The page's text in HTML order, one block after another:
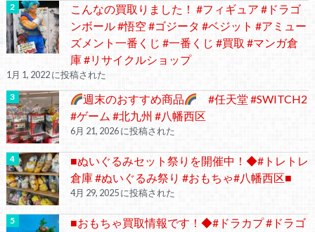
こんなの買取りました！ #フィギュア #ドラゴ
ンボール #悟空 #ゴジータ #ベジット #アミュー
ズメント一番くじ #一番くじ #買取 #マンガ倉
庫 #リサイクルショップ
1月 1, 2022 に投稿された
週末のおすすめ商品
#任天堂 #SWITCH2
#ゲーム #北九州 #八幡西区
6月 21, 2026 に投稿された
■ぬいぐるみセット祭りを開催中！◆#トレトレ
倉庫 #ぬいぐるみ祭り #おもちゃ#八幡西区■
4月 29, 2025 に投稿された
■おもちゃ買取情報です！◆#ドラカプ #ドラゴ